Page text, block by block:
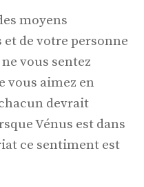
moyens
et de votre personne
vous sentez
vous aimez en
devrait
Vénus est dans
ce sentiment est